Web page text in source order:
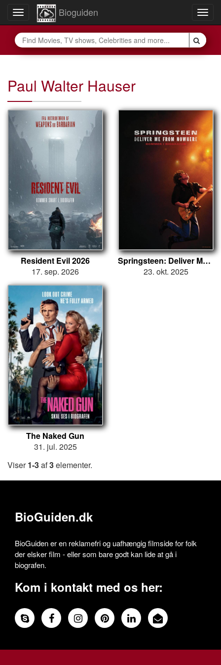
Toggle
navigation
Bioguiden
Paul Walter Hauser
Resident Evil 2026
17. sep. 2026
Springsteen: Deliver Me from Nowhere
23. okt. 2025
The Naked Gun
31. jul. 2025
Viser1-3af3elementer.
BioGuiden.dk
BioGuiden er en reklamefri og uafhængig filmside for folk
der elsker film - eller som bare godt kan lide at gå i
biografen.
Kom i kontakt med os her: